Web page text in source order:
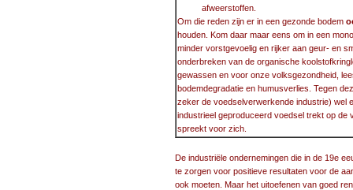
afweerstoffen.
Om die reden zijn er in een gezonde bodem
houden. Kom daar maar eens om in een
minder vorstgevoelig en rijker aan geur- en
onderbreken van de organische
gewassen en voor onze volksgezondheid,
bodemdegradatie en humusverlies. Tegen
zeker de voedselverwerkende industrie) wel
industrieel geproduceerd voedsel trekt op
spreekt voor zich.
De industriële ondernemingen die in de 19e
te zorgen voor positieve resultaten voor de
ook moeten. Maar het uitoefenen van goed